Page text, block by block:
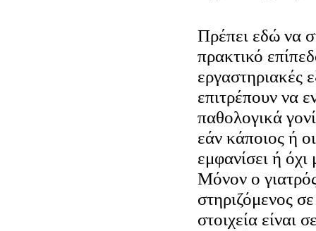
Πρέπει εδώ να
πρακτικό
εργαστηριακές
επιτρέπουν να
παθολογικά
εάν κάποιος ή
εμφανίσει ή
Μόνον ο
στηριζόμενος
στοιχεία είναι